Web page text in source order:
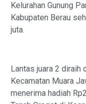
Kelurahan Gunung
Kabupaten Berau
juta.
Lantas juara 2
Kecamatan Muara
menerima hadiah